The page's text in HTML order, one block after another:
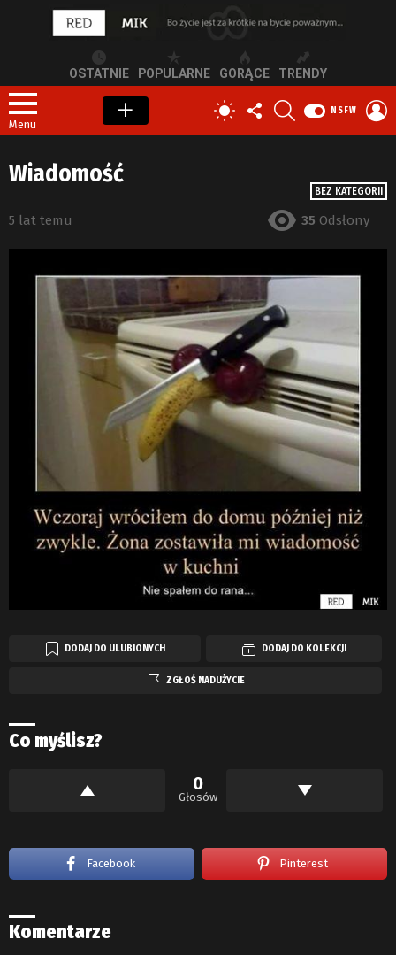
OSTATNIE POPULARNE GORĄCE TRENDY
Menu
PRZEŁĄCZ
SKÓRKĘ
OBSERWUJ
NAS
NSFW
BEZ KATEGORII
Wiadomość
5 lat temu 35 Odsłony
DODAJ DO ULUBIONYCH DODAJ DO KOLEKCJI
ZGŁOŚ NADUŻYCIE
Co myślisz?
0
Głosów
Facebook Pinterest
Komentarze